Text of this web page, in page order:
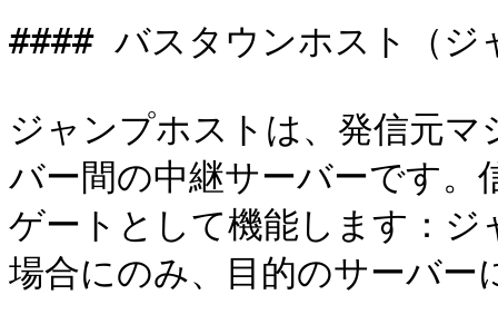
#### バスタウンホスト（ジ
ジャンプホストは、発信元マ
バー間の中継サーバーです
ゲートとして機能します：
場合にのみ、目的のサーバ